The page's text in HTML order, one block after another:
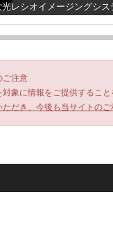
レシオイメージングシス
ご注意
象に情報をご提供するこ
だき、今後も当サイトのご